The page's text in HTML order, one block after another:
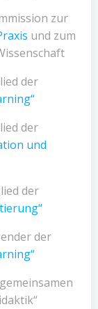
zur
und zum
der
der
und
der
der